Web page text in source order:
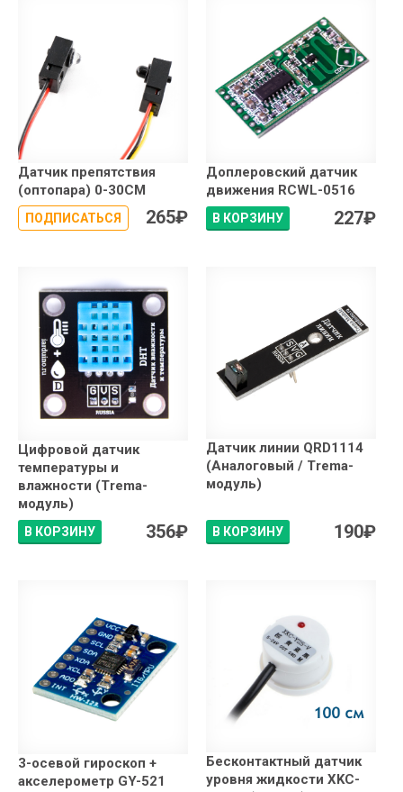
Датчик препятствия
(оптопара) 0-30CM
ПОДПИСАТЬСЯ 265₽
Доплеровский датчик
движения RCWL-0516
В КОРЗИНУ 227₽
Цифровой датчик
температуры и
влажности (Trema-
модуль)
В КОРЗИНУ 356₽
Датчик линии QRD1114
(Аналоговый / Trema-
модуль)
В КОРЗИНУ 190₽
3-осевой гироскоп +
акселерометр GY-521
Бесконтактный датчик
уровня жидкости XKC-